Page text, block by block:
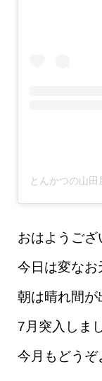
おはようござ
今日は変なお
朝は晴れ間
7月突入しま
今月もどうぞ